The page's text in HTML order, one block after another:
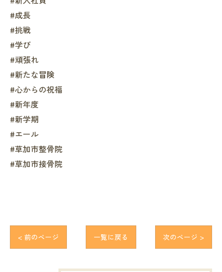
#成長
#挑戦
#学び
#頑張れ
#新たな冒険
#心からの祝福
#新年度
#新学期
#エール
#草加市整骨院
#草加市接骨院
< 前のページ 一覧に戻る 次のページ >